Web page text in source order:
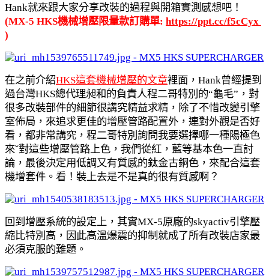
Hank就來跟大家分享改裝的過程與開箱實測感想吧！
(MX-5 HKS機械增壓限量款訂購單: https://ppt.cc/f5cCyx
)
在之前介紹HKS這套機械增壓的文章裡面，Hank曾經提到
過台灣HKS總代理昶和的負責人程二哥特別的“龜毛”，對
很多改裝部件的細節很講究精益求精，除了不惜改變引擎
室佈局，來追求更佳的增壓管路配置外，連對外觀是否好
看，都非常講究，程二哥特別詢問我要選擇哪一種陽極色
來ˇ對這些增壓管路上色，我們從紅，藍等基本色一直討
論，最後決定用低調又有質感的鈦金古銅色，來配合這套
機增套件。看！裝上去是不是真的很有質感啊？
回到增壓系統的設定上，其實MX-5原廠的skyactiv引擎壓
縮比特別高，因此高溫爆震的抑制就成了所有改裝店家最
必須克服的難題。